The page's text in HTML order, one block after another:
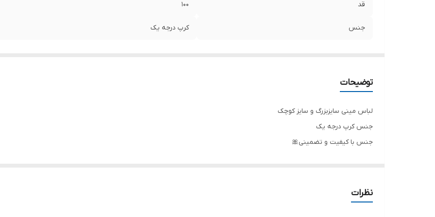
قد ۱۰۰
جنس کرپ درجه یک
توضیحات
لباس مینی سایزبزرگ و سایز کوچک
جنس کرپ درجه یک
جنس با کیفیت و تضمینی🎀
.
.
نظرات